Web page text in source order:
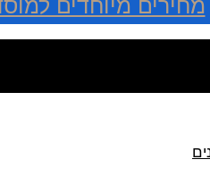
מחירים מיוחדים